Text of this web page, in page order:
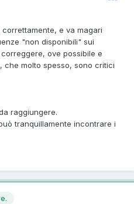
e va magari
"non disponibili" sui
ove possibile e
che molto spesso, sono critici
raggiungere.
tranquillamente incontrare i